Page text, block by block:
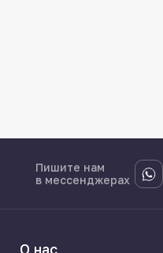
Пишите нам
в мессенджерах
О нас